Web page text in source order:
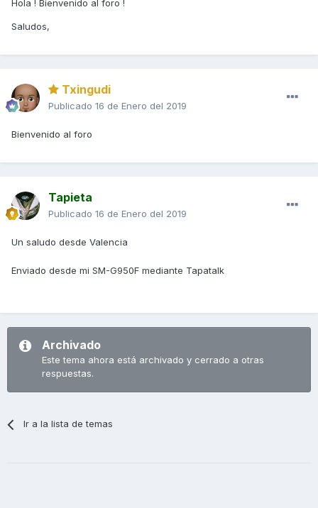
Hola ! Bienvenido al foro !
Saludos,
Txingudi
Publicado 16 de Enero del 2019
Bienvenido al foro
Tapieta
Publicado 16 de Enero del 2019
Un saludo desde Valencia
Enviado desde mi SM-G950F mediante Tapatalk
Archivado
Este tema ahora está archivado y cerrado a otras
respuestas.
Ir a la lista de temas